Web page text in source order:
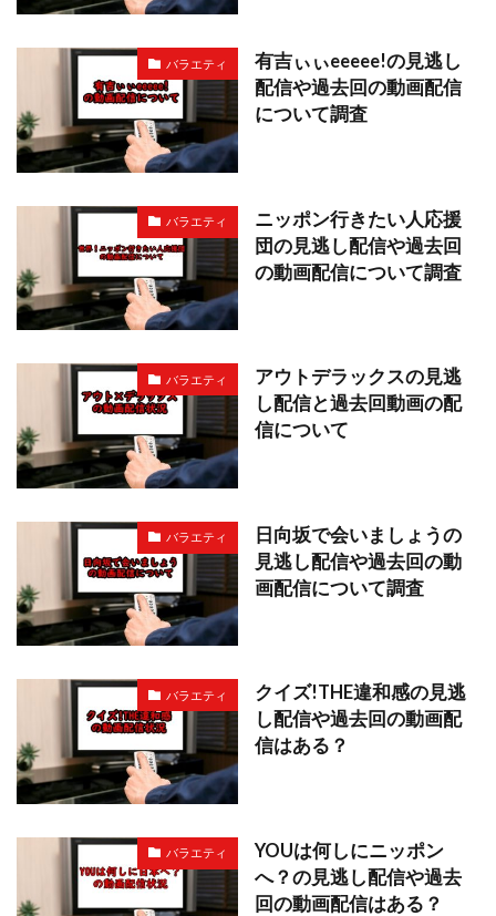
バラエティ
有吉ぃぃeeeee!の見逃し
配信や過去回の動画配信
について調査
バラエティ
ニッポン行きたい人応援
団の見逃し配信や過去回
の動画配信について調査
バラエティ
アウトデラックスの見逃
し配信と過去回動画の配
信について
バラエティ
日向坂で会いましょうの
見逃し配信や過去回の動
画配信について調査
バラエティ
クイズ!THE違和感の見逃
し配信や過去回の動画配
信はある？
バラエティ
YOUは何しにニッポン
へ？の見逃し配信や過去
回の動画配信はある？